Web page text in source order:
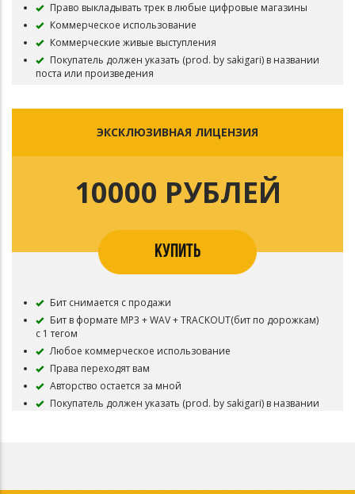
Право выкладывать трек в любые цифровые магазины
Коммерческое использование
Коммерческие живые выступления
Покупатель должен указать (prod. by sakigari) в названии
поста или произведения
ЭКСКЛЮЗИВНАЯ ЛИЦЕНЗИЯ
10000 РУБЛЕЙ
КУПИТЬ
Бит снимается с продажи
Бит в формате MP3 + WAV + TRACKOUT(бит по дорожкам)
с 1 тегом
Любое коммерческое использование
Права переходят вам
Авторство остается за мной
Покупатель должен указать (prod. by sakigari) в названии